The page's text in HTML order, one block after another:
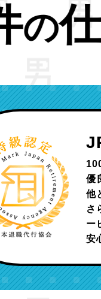
優
他
さ
ー
安